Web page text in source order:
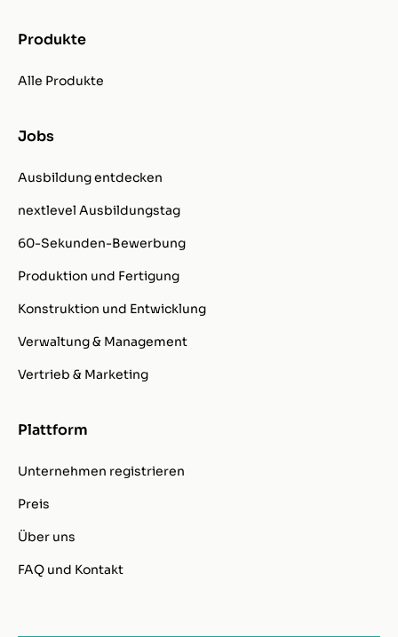
Produkte
Alle Produkte
Jobs
Ausbildung entdecken
nextlevel Ausbildungstag
60-Sekunden-Bewerbung
Produktion und Fertigung
Konstruktion und Entwicklung
Verwaltung & Management
Vertrieb & Marketing
Plattform
Unternehmen registrieren
Preis
Über uns
FAQ und Kontakt